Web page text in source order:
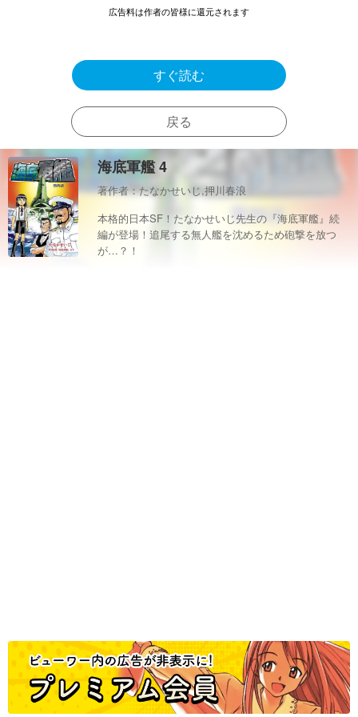
広告料は作者の皆様に還元されます
すぐ読む
戻る
海底軍艦 4
著作者：たなかせいじ,押川春浪
本格的日本SF！たなかせいじ先生の『海底軍艦』続
編が登場！追尾する無人艦を沈めるため砲撃を放つ
が…？！